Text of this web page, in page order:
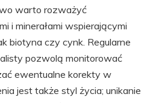
warto rozważyć
i minerałami wspierającymi
biotyna czy cynk. Regularne
pozwolą monitorować
ewentualne korekty w
jest także styl życia; unikanie